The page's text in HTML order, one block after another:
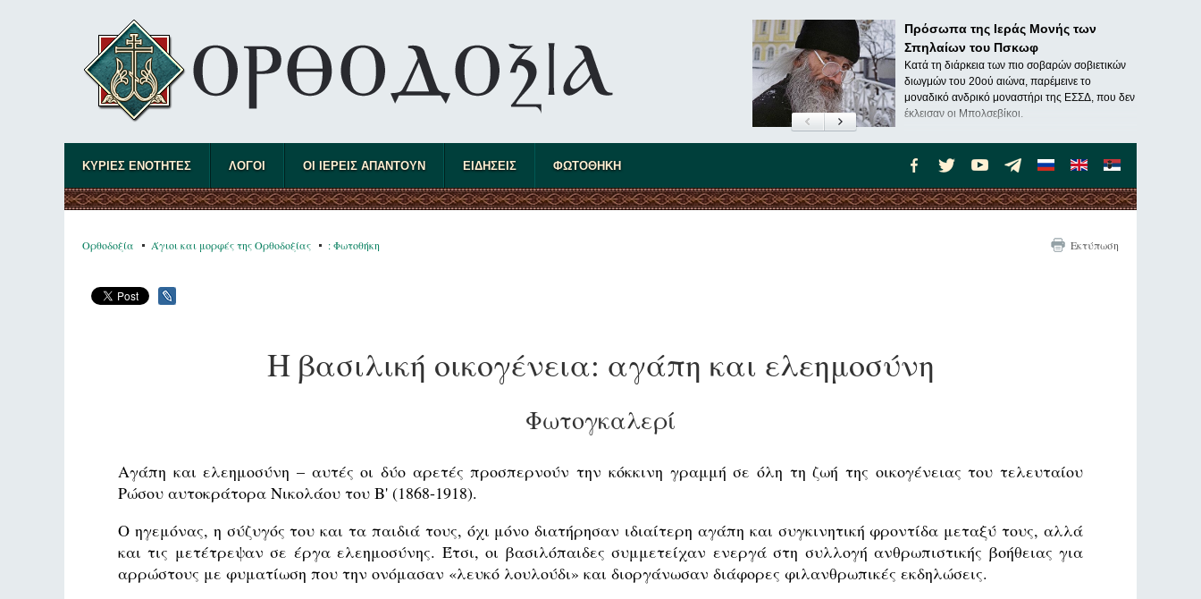
Πρόσωπα της Ιεράς Μονής των
Σπηλαίων του Πσκωφ
Κατά τη διάρκεια των πιο σοβαρών σοβιετικών
διωγμών του 20ού αιώνα, παρέμεινε το
μοναδικό ανδρικό μοναστήρι της ΕΣΣΔ, που δεν
έκλεισαν οι Μπολσεβίκοι.
ΚΥΡΙΕΣ ΕΝΟΤΗΤΕΣ ΛΟΓΟΙ ΟΙ ΙΕΡΕΙΣ ΑΠΑΝΤΟΥΝ ΕΙΔΗΣΕΙΣ ΦΩΤΟΘΗΚΗ
Ορθοδοξία Άγιοι και μορφές της Ορθοδοξίας : Φωτοθήκη Εκτύπωση
Η βασιλική οικογένεια: αγάπη και ελεημοσύνη
Φωτογκαλερί
Αγάπη και ελεημοσύνη – αυτές οι δύο αρετές προσπερνούν την κόκκινη γραμμή σε όλη τη ζωή της οικογένειας του τελευταίου
Ρώσου αυτοκράτορα Νικολάου του Β' (1868-1918).
Ο ηγεμόνας, η σύζυγός του και τα παιδιά τους, όχι μόνο διατήρησαν ιδιαίτερη αγάπη και συγκινητική φροντίδα μεταξύ τους, αλλά
και τις μετέτρεψαν σε έργα ελεημοσύνης. Έτσι, οι βασιλόπαιδες συμμετείχαν ενεργά στη συλλογή ανθρωπιστικής βοήθειας για
αρρώστους με φυματίωση που την ονόμασαν «λευκό λουλούδι» και διοργάνωσαν διάφορες φιλανθρωπικές εκδηλώσεις.